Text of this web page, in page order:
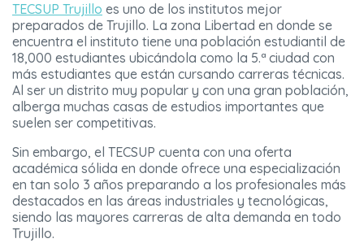
TECSUP Trujillo es uno de los institutos mejor
preparados de Trujillo. La zona Libertad en donde se
encuentra el instituto tiene una población estudiantil de
18,000 estudiantes ubicándola como la 5.ª ciudad con
más estudiantes que están cursando carreras técnicas.
Al ser un distrito muy popular y con una gran población,
alberga muchas casas de estudios importantes que
suelen ser competitivas.
Sin embargo, el TECSUP cuenta con una oferta
académica sólida en donde ofrece una especialización
en tan solo 3 años preparando a los profesionales más
destacados en las áreas industriales y tecnológicas,
siendo las mayores carreras de alta demanda en todo
Trujillo.